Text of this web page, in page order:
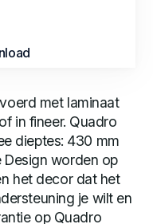
met laminaat
in fineer. Quadro
dieptes: 430 mm
worden op
het decor dat het
je wilt en
op Quadro